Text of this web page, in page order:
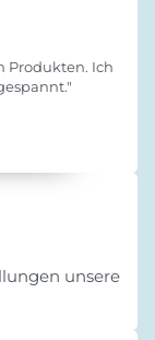
Produkten. Ich
unsere